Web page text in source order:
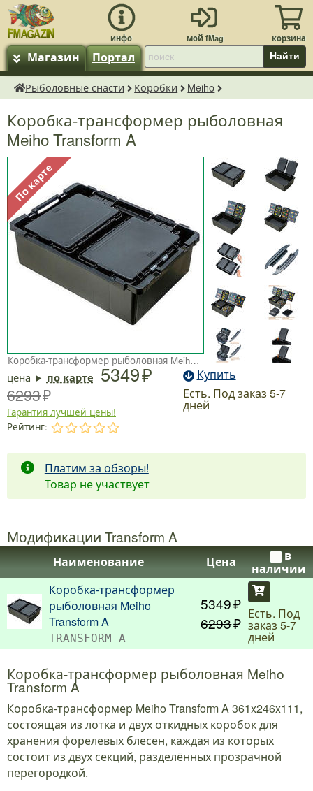
Магазин Портал Найти
fMagazin.ru
Рыболовные снасти Коробки Meiho
Коробка-трансформер рыболовная
Meiho Transform A
По карте
Коробка-трансформер рыболовная Meiho Transform A
цена по карте 5349
6293
Гарантия лучшей цены!
Купить
Есть. Под заказ 5-7
дней
Рейтинг:
Платим за обзоры!
Товар не участвует
Модификации Transform A
Наименование Цена
в
наличии
Коробка-трансформер
рыболовная Meiho
Transform A
TRANSFORM-A
5349
6293
Есть. Под
заказ 5-7
дней
Коробка-трансформер рыболовная Meiho
Transform A
Коробка-трансформер Meiho Transform A 361x246x111,
состоящая из лотка и двух откидных коробок для
хранения форелевых блесен, каждая из которых
состоит из двух секций, разделённых прозрачной
перегородкой.